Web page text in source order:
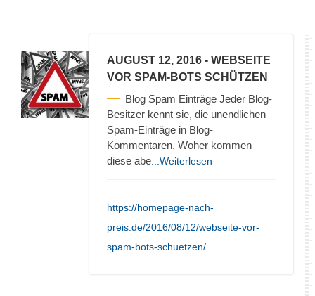
AUGUST 12, 2016 - WEBSEITE
VOR SPAM-BOTS SCHÜTZEN
Blog Spam Einträge Jeder Blog-
Besitzer kennt sie, die unendlichen
Spam-Einträge in Blog-
Kommentaren. Woher kommen
diese abe ...Weiterlesen
https://homepage-nach-
preis.de/2016/08/12/webseite-vor-
spam-bots-schuetzen/